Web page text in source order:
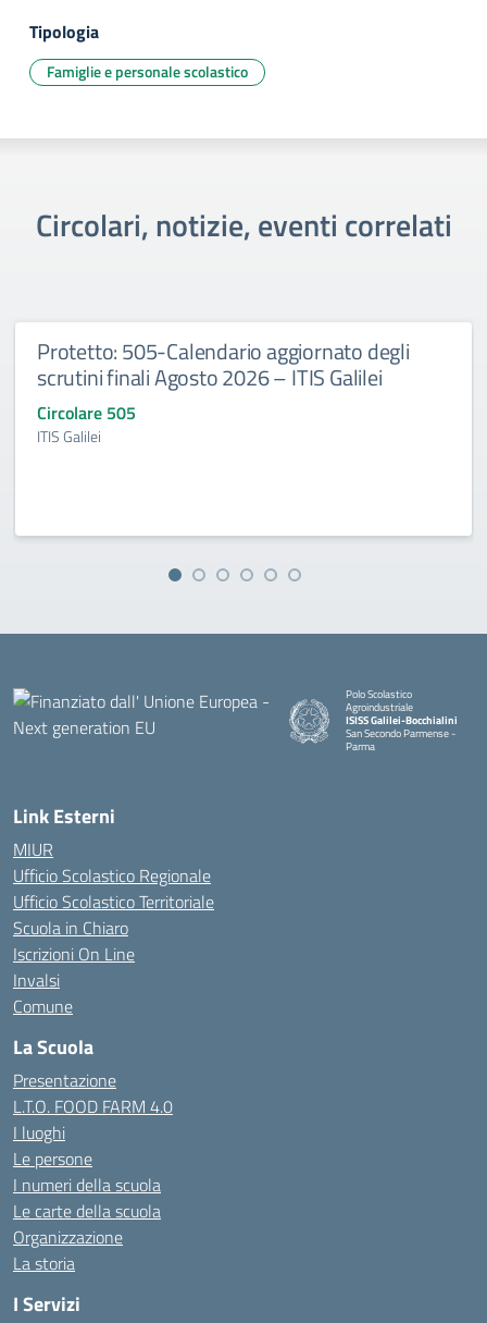
Tipologia
Famiglie e personale scolastico
Circolari, notizie, eventi correlati
Protetto: 505-Calendario aggiornato degli
scrutini finali Agosto 2026 – ITIS Galilei
Circolare 505
ITIS Galilei
Polo Scolastico
Agroindustriale
ISISS Galilei-Bocchialini
San Secondo Parmense -
Parma
Link Esterni
MIUR
Ufficio Scolastico Regionale
Ufficio Scolastico Territoriale
Scuola in Chiaro
Iscrizioni On Line
Invalsi
Comune
La Scuola
Presentazione
L.T.O. FOOD FARM 4.0
I luoghi
Le persone
I numeri della scuola
Le carte della scuola
Organizzazione
La storia
I Servizi